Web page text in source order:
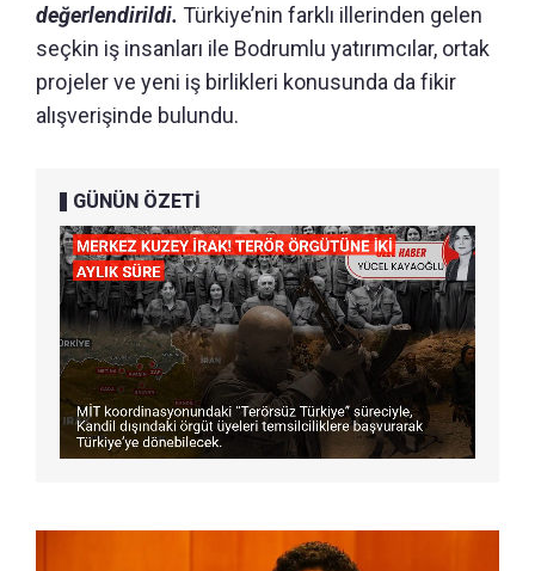
değerlendirildi. Türkiye’nin farklı illerinden gelen
seçkin iş insanları ile Bodrumlu yatırımcılar, ortak
projeler ve yeni iş birlikleri konusunda da fikir
alışverişinde bulundu.
GÜNÜN ÖZETİ